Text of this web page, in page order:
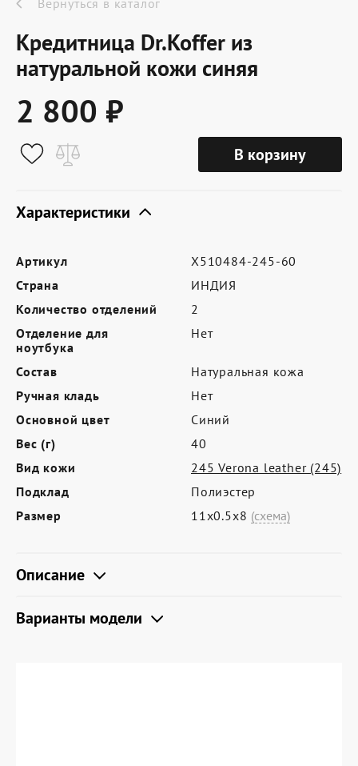
Акции
О компании
Условия доставки
Сертификат Dr.Koffer
Где купить
Партнерам
Контакты
Программа лояльности
Политика обработки персональных
данных
Вернуться в каталог
Кредитница Dr.Koffer из
натуральной кожи синяя
2 800 ₽
В корзину
Характеристики
Артикул
X510484-245-60
Страна
ИНДИЯ
Количество отделений
2
Отделение для
ноутбука
Нет
Состав
Натуральная кожа
Ручная кладь
Нет
Основной цвет
Синий
Вес (г)
40
Вид кожи
245 Verona leather (245)
Подклад
Полиэстер
Размер
11х0.5х8 (схема)
Описание
Варианты модели